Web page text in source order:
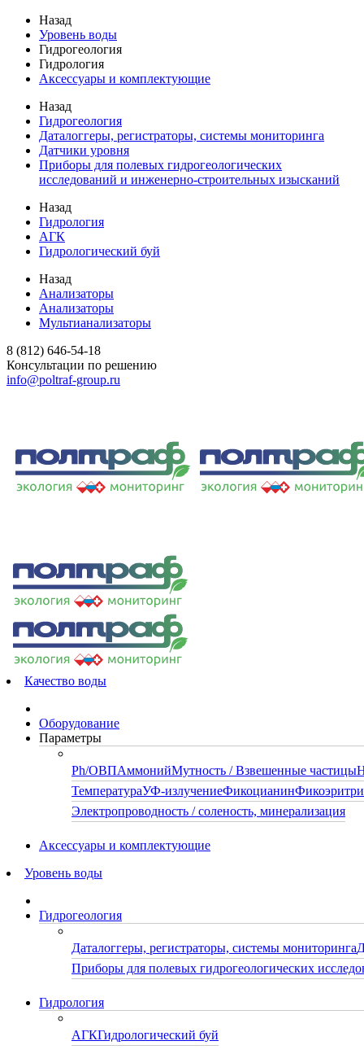
Назад
Уровень воды
Гидрогеология
Гидрология
Аксессуары и комплектующие
Назад
Гидрогеология
Даталоггеры, регистраторы, системы мониторинга
Датчики уровня
Приборы для полевых гидрогеологических
исследований и инженерно-строительных изысканий
Назад
Гидрология
АГК
Гидрологический буй
Назад
Анализаторы
Анализаторы
Мультианализаторы
8 (812) 646-54-18
Консультации по решению
info@poltraf-group.ru
Качество воды
Оборудование
Параметры
Ph/ОВПАммонийМутность / Взвешенные частицы
ТемператураУФ-излучениеФикоцианин
Электропроводность / соленость, минерализация
Аксессуары и комплектующие
Уровень воды
Гидрогеология
Даталоггеры, регистраторы, системы мониторинга
Приборы для полевых гидрогеологических
Гидрология
АГКГидрологический буй